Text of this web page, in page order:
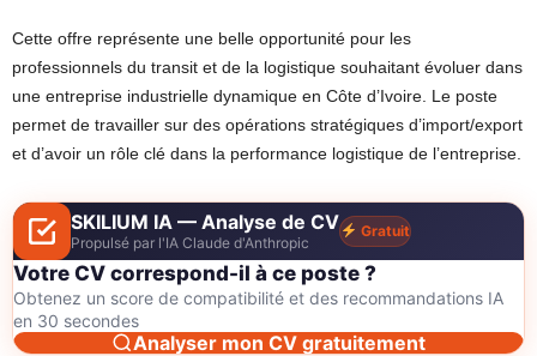
Cette offre représente une belle opportunité pour les
professionnels du transit et de la logistique souhaitant évoluer dans
une entreprise industrielle dynamique en Côte d’Ivoire. Le poste
permet de travailler sur des opérations stratégiques d’import/export
et d’avoir un rôle clé dans la performance logistique de l’entreprise.
SKILIUM IA — Analyse de CV
Propulsé par l'IA Claude d'Anthropic
Gratuit
Votre CV correspond-il à ce poste ?
Obtenez un score de compatibilité et des recommandations IA
en 30 secondes
Analyser mon CV gratuitement